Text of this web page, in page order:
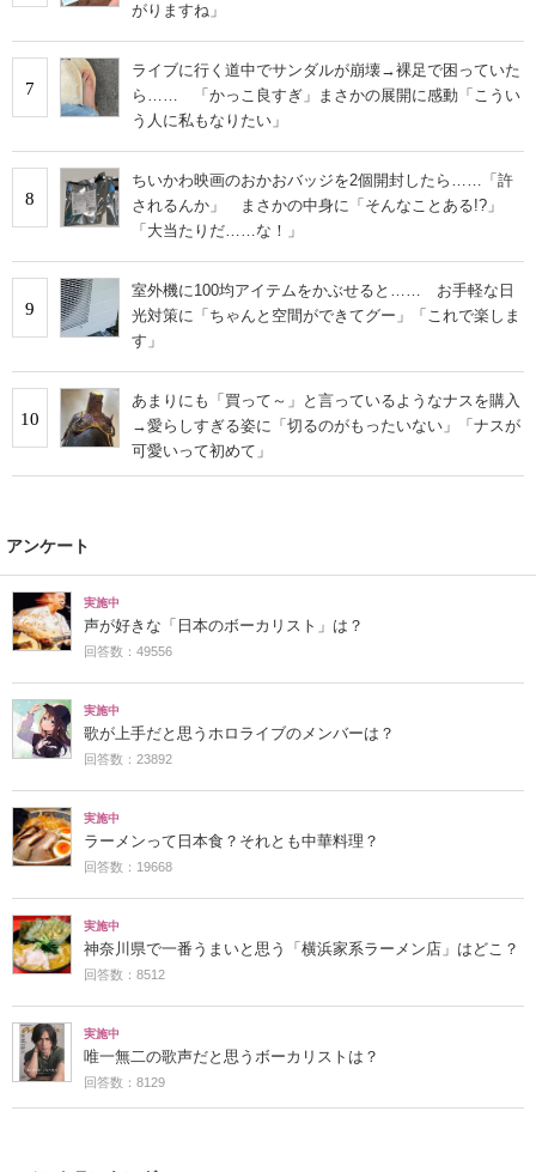
がりますね」
7
ライブに行く道中でサンダルが崩壊→裸足で困っていた
ら…… 「かっこ良すぎ」まさかの展開に感動「こうい
う人に私もなりたい」
8
ちいかわ映画のおかおバッジを2個開封したら……「許
されるんか」 まさかの中身に「そんなことある!?」
「大当たりだ……な！」
9
室外機に100均アイテムをかぶせると…… お手軽な日
光対策に「ちゃんと空間ができてグー」「これで楽しま
す」
10
あまりにも「買って～」と言っているようなナスを購入
→愛らしすぎる姿に「切るのがもったいない」「ナスが
可愛いって初めて」
アンケート
実施中
声が好きな「日本のボーカリスト」は？
回答数：49556
実施中
歌が上手だと思うホロライブのメンバーは？
回答数：23892
実施中
ラーメンって日本食？それとも中華料理？
回答数：19668
実施中
神奈川県で一番うまいと思う「横浜家系ラーメン店」はどこ？
回答数：8512
実施中
唯一無二の歌声だと思うボーカリストは？
回答数：8129